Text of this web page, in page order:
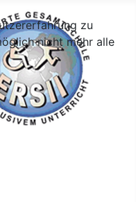
zu
nicht mehr alle